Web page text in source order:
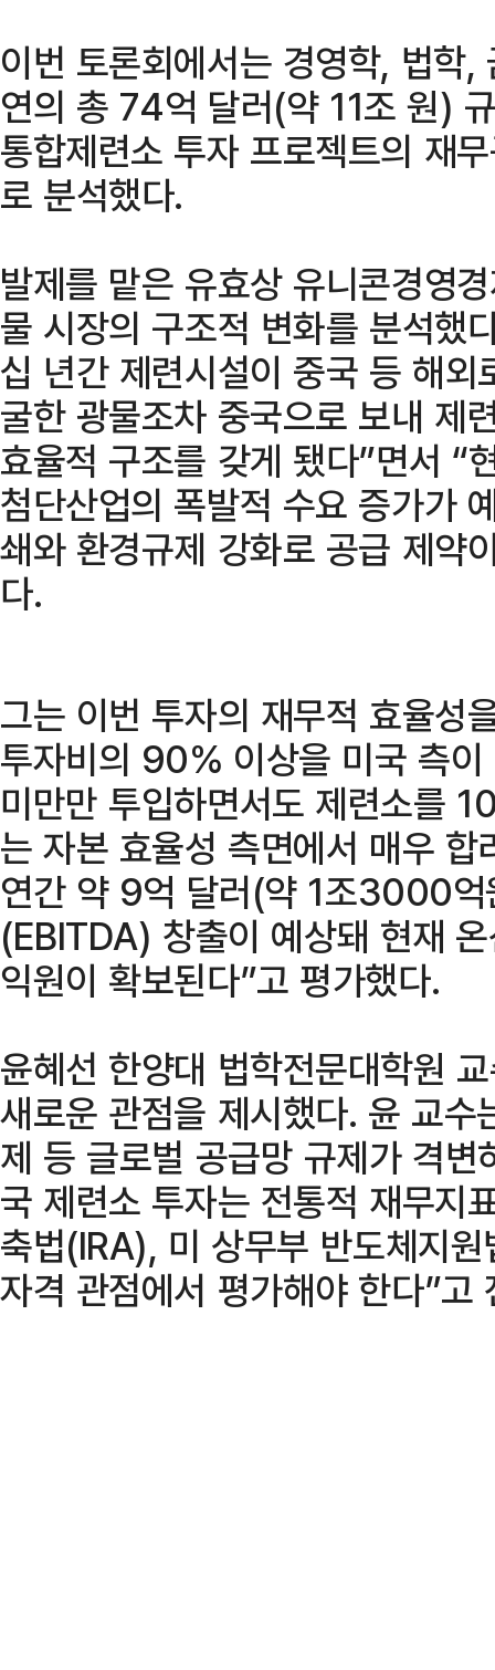
이번 토론회에서는 경영학, 법학
연의 총 74억 달러(약 11조 원)
통합제련소 투자 프로젝트의 재
로 분석했다.
발제를 맡은 유효상 유니콘경영
물 시장의 구조적 변화를 분석했
십 년간 제련시설이 중국 등 해
굴한 광물조차 중국으로 보내 제
효율적 구조를 갖게 됐다”면서 “
첨단산업의 폭발적 수요 증가가
쇄와 환경규제 강화로 공급 제약
다.
그는 이번 투자의 재무적 효율성
투자비의 90% 이상을 미국 측
미만만 투입하면서도 제련소를
는 자본 효율성 측면에서 매우
연간 약 9억 달러(약 1조3000억
(EBITDA) 창출이 예상돼 현재
익원이 확보된다”고 평가했다.
윤혜선 한양대 법학전문대학원
새로운 관점을 제시했다. 윤 교수
제 등 글로벌 공급망 규제가 격
국 제련소 투자는 전통적 재무지
축법(IRA), 미 상무부 반도체지
자격 관점에서 평가해야 한다”고